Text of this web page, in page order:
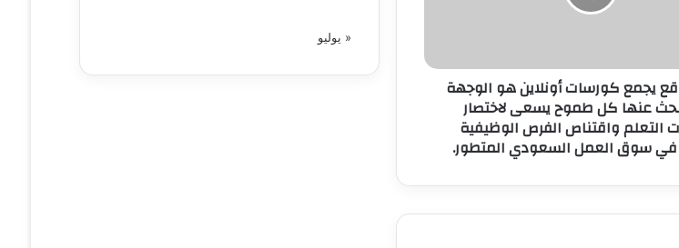
يجمع كورسات أونلاين هو الوجهة
عنها كل طموح يسعى لاختصار
التعلم واقتناص الفرص الوظيفية
في سوق العمل السعودي المتطور.
« يوليو